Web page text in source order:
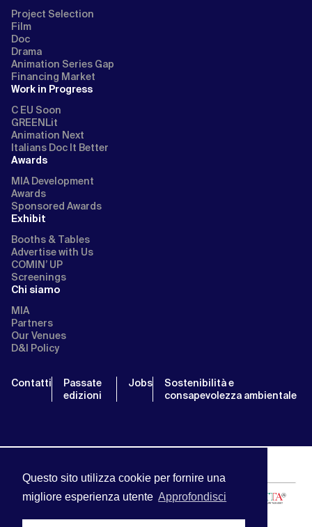
Questo sito utilizza cookie per fornire una
migliore esperienza utente Approfondisci
Project Selection
Film
Doc
Drama
Animation Series Gap
Financing Market
Work in Progress
C EU Soon
GREENLit
Animation Next
Italians Doc It Better
Awards
MIA Development
Awards
Sponsored Awards
Exhibit
Booths & Tables
Advertise with Us
COMIN’ UP
Screenings
Chi siamo
MIA
Partners
Our Venues
D&I Policy
Contatti
Passate
edizioni
Jobs
Sostenibilità e
consapevolezza ambientale